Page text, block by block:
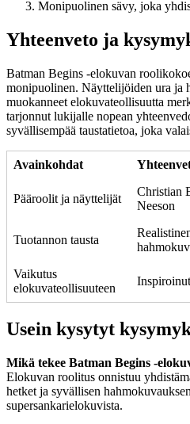
Monipuolinen sävy, joka
Yhteenveto ja
Batman Begins -elokuvan
monipuolinen. Näyttelijöiden ura ja
muokanneet elokuvateollisuutta
tarjonnut lukijalle nopean
syvällisempää taustatietoa, joka
Avainkohdat
Pääroolit ja näyttelijät
Christian
Neeson
Tuotannon tausta
Vaikutus
elokuvateollisuuteen
Usein kysytyt
Mikä tekee Batman Begins -
Elokuvan roolitus onnistuu
hetket ja syvällisen
supersankarielokuvista.